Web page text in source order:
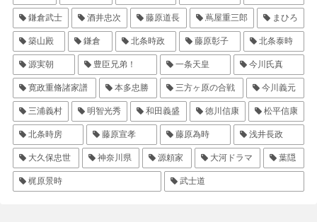
鎌倉武士 酒井忠次 藤原道長 蔦屋重三郎 まひろ
築山殿 鎌倉 北条時政 藤原彰子 北条泰時
源実朝 豊臣兄弟！ 一条天皇 今川氏真
寛政重脩諸家譜 本多忠勝 三方ヶ原の合戦 今川義元
三浦義村 明智光秀 和田義盛 徳川信康 松平信康
北条時房 藤原宣孝 藤原為時 浅井長政
大久保忠世 神奈川県 源頼家 大河ドラマ 葉隠
梶原景時 武士道